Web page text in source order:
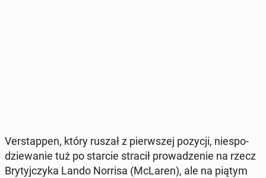
Ver­stap­pen, który ruszał z pierw­szej pozycji, nie­spo­
dzie­wa­nie tuż po starcie stracił pro­wa­dze­nie na rzecz
Bry­tyj­czy­ka Lando Norrisa (McLaren), ale na piątym